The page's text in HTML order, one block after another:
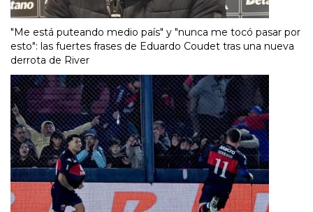
"Me está puteando medio país" y "nunca me tocó pasar por
esto": las fuertes frases de Eduardo Coudet tras una nueva
derrota de River